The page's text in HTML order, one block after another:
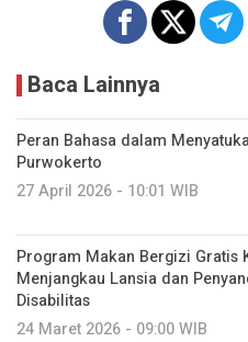
Baca Lainnya
Peran Bahasa dalam
Purwokerto
27 April 2026 - 10:01 WIB
Program Makan Bergizi Gratis
Menjangkau Lansia dan
Disabilitas
24 Maret 2026 - 09:00 WIB